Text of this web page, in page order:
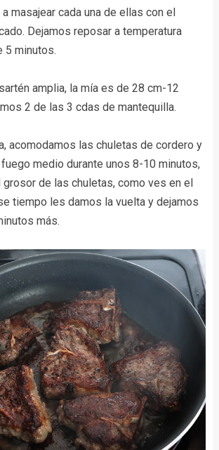
masajear cada una de ellas con el
Dejamos reposar a temperatura
5 minutos.
amplia, la mía es de 28 cm-12
2 de las 3 cdas de mantequilla.
acomodamos las chuletas de cordero y
medio durante unos 8-10 minutos,
de las chuletas, como ves en el
tiempo les damos la vuelta y dejamos
más.